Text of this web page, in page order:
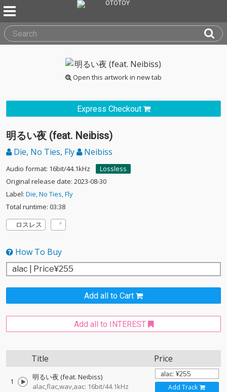
Open this artwork in new tab
Express Checkout
明るい夜 (feat. Neibiss)
Die, No Ties, Fly Neibiss
Audio format: 16bit/44.1kHz
Lossless
Original release date: 2023-08-30
Label: Die, No Ties, Fly
Total runtime: 03:38
ロスレス
How To Buy
Add all to Cart
Add all to INTEREST
Title Price
1
明るい夜 (feat. Neibiss)
alac,flac,wav,aac: 16bit/44.1kHz
Add Track